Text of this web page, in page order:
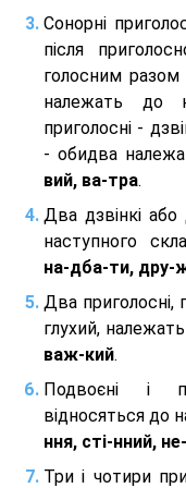
Сонорні
після
голосним разом
належать до
приголосні -
- обидва
вий, ва-тра.
Два дзвінкі або
наступного
на-дба-ти, дру-
Два приголосні,
глухий,
важ-кий.
Подвоєні і
відносяться до
ння, сті-нний,
Три і чотири